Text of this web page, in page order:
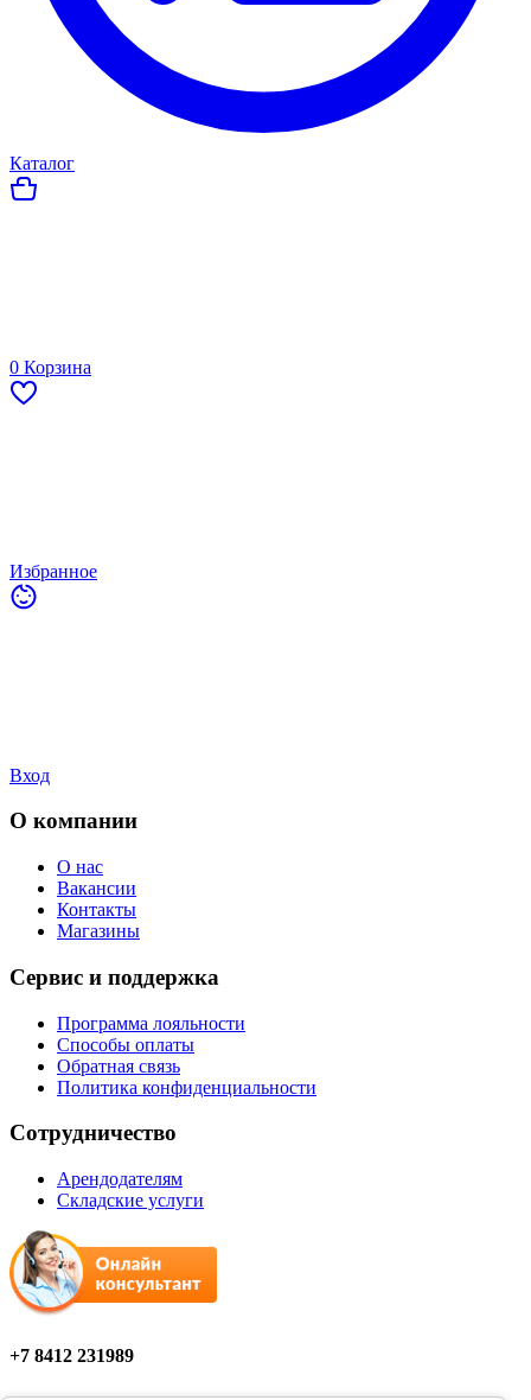
Каталог
0 Корзина
Избранное
Вход
О компании
О нас
Вакансии
Контакты
Магазины
Сервис и поддержка
Программа лояльности
Способы оплаты
Обратная связь
Политика конфиденциальности
Сотрудничество
Арендодателям
Складские услуги
+7 8412 231989